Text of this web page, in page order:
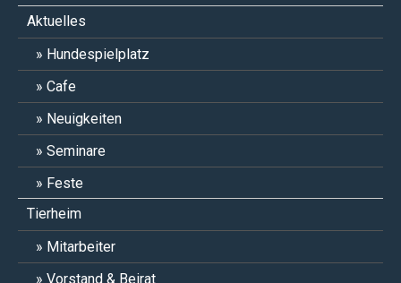
Aktuelles
Hundespielplatz
Cafe
Neuigkeiten
Seminare
Feste
Tierheim
Mitarbeiter
Vorstand & Beirat